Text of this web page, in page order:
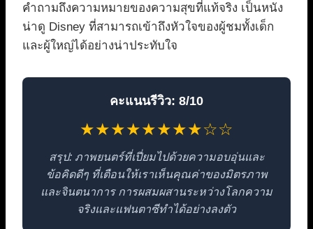
คำถามถึงความหมายของความสุขที่แท้จริง เป็นหนัง
น่าดู Disney ที่สามารถเข้าถึงหัวใจของผู้ชมทั้งเด็ก
และผู้ใหญ่ได้อย่างน่าประทับใจ
คะแนนรีวิว: 8/10
★★★★★★★★☆☆
สรุป: ภาพยนตร์ที่เปี่ยมไปด้วยความอบอุ่นและ
ข้อคิดดีๆ ที่เตือนให้เราเห็นคุณค่าของมิตรภาพ
และจินตนาการ การผสมผสานระหว่างโลกความ
จริงและแฟนตาซีทำได้อย่างลงตัว